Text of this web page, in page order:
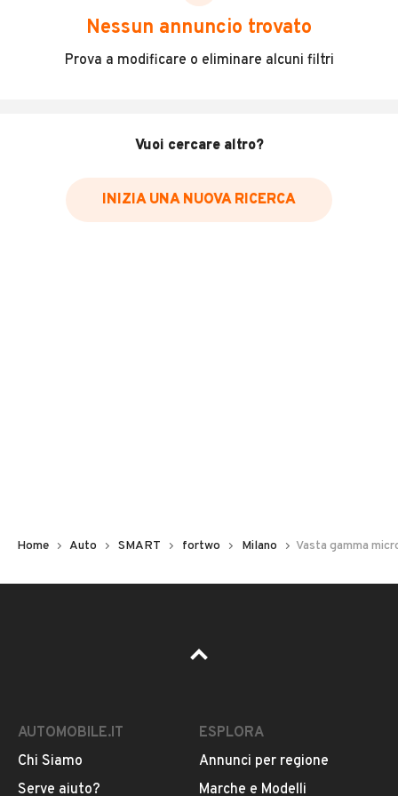
scegliere in modo trasparente e sicuro, come:
Incidenti in cui è stato coinvolto il veicolo
Data e luogo delle revisioni effettuate
Inserisci il numero di targa per verificare la disponibilità
Pubblicità
Nessun annuncio trovato
Prova a modificare o eliminare alcuni filtri
Vuoi cercare altro?
INIZIA UNA NUOVA RICERCA
Home Auto SMART fortwo Milano Vasta gamma
AUTOMOBILE.IT
Chi Siamo
Serve aiuto?
ESPLORA
Annunci per regione
Marche e Modelli